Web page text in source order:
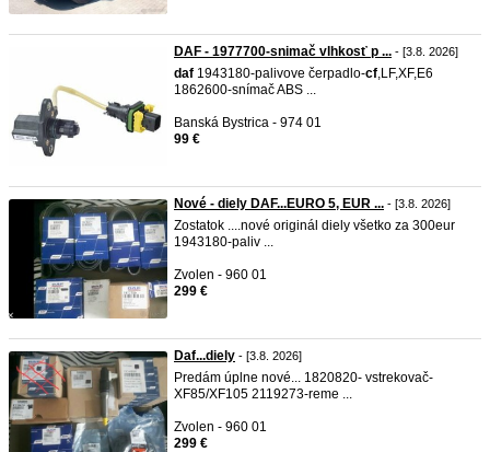
DAF - 1977700-snimač vlhkosť p ... - [3.8. 2026]
daf 1943180-palivove čerpadlo-cf,LF,XF,E6
1862600-snímač ABS ...
Banská Bystrica - 974 01
99 €
Nové - diely DAF...EURO 5, EUR ... - [3.8. 2026]
Zostatok ....nové originál diely všetko za 300eur
1943180-paliv ...
Zvolen - 960 01
299 €
Daf...diely - [3.8. 2026]
Predám úplne nové... 1820820- vstrekovač-
XF85/XF105 2119273-reme ...
Zvolen - 960 01
299 €